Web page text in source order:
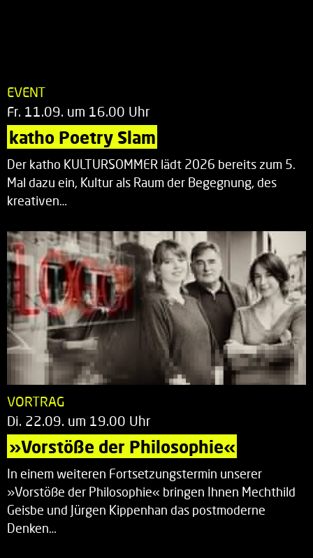
EVENT
Fr. 11.09. um 16.00 Uhr
katho Poetry Slam
Der katho KULTURSOMMER lädt 2026 bereits zum 5.
Mal dazu ein, Kultur als Raum der Begegnung, des
kreativen…
VORTRAG
Di. 22.09. um 19.00 Uhr
»Vorstöße der Philosophie«
In einem weiteren Fortsetzungstermin unserer
»Vorstöße der Philosophie« bringen Ihnen Mechthild
Geisbe und Jürgen Kippenhan das postmoderne
Denken…